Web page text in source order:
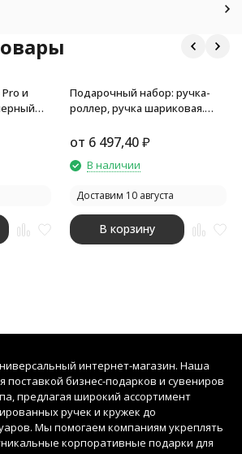
и
Подарочный набор: ручка-
роллер, ручка шариковая.
от 6 497,40 ₽
В наличии
Доставим 10 августа
В корзину
интернет-магазин. Наша
поставкой бизнес-подарков и сувениров
предлагая широкий ассортимент
ручек и кружек до
Мы помогаем компаниям укреплять
корпоративные подарки для